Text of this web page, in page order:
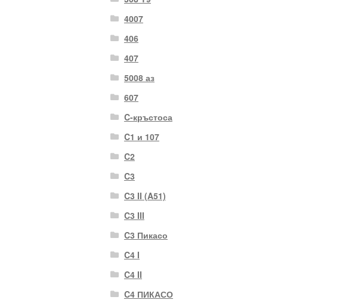
4007
406
407
5008 аз
607
C-кръстоса
C1 и 107
C2
C3
C3 II (A51)
C3 III
C3 Пикасо
C4 I
C4 II
C4 ПИКАСО